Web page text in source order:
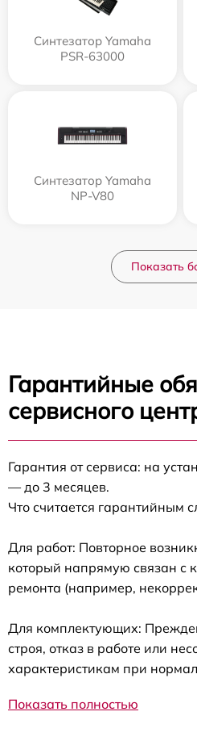
Синтезатор Yamaha
PSR-63000
Синтезатор Yamaha
NP-V80
Показать
Гарантийные
сервисного
Гарантия от сервиса: на
— до 3 месяцев.
Что считается гарантийным
Для работ: Повторное
который напрямую связан с
ремонта (например,
Для комплектующих:
строя, отказ в работе или
характеристикам при
Показать полностью